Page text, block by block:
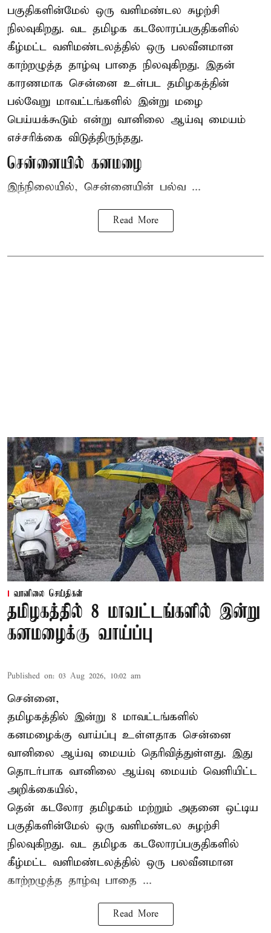
பகுதிகளின்மேல் ஒரு வளிமண்டல சுழற்சி
நிலவுகிறது. வட தமிழக கடலோரப்பகுதிகளில்
கீழ்மட்ட வளிமண்டலத்தில் ஒரு பலவீனமான
காற்றழுத்த தாழ்வு பாதை நிலவுகிறது. இதன்
காரணமாக சென்னை உள்பட தமிழகத்தின்
பல்வேறு மாவட்டங்களில் இன்று மழை
பெய்யக்கூடும் என்று வானிலை ஆய்வு மையம்
எச்சரிக்கை விடுத்திருந்தது.
சென்னையில் கனமழை
இந்நிலையில், சென்னையின் பல்வ ...
Read More
வானிலை செய்திகள்
தமிழகத்தில் 8 மாவட்டங்களில் இன்று
கனமழைக்கு வாய்ப்பு
Published on: 03 Aug 2026, 10:02 am
சென்னை,
தமிழகத்தில் இன்று 8 மாவட்டங்களில்
கனமழைக்கு வாய்ப்பு உள்ளதாக சென்னை
வானிலை ஆய்வு மையம் தெரிவித்துள்ளது. இது
தொடர்பாக வானிலை ஆய்வு மையம் வெளியிட்ட
அறிக்கையில்,
தென் கடலோர தமிழகம் மற்றும் அதனை ஒட்டிய
பகுதிகளின்மேல் ஒரு வளிமண்டல சுழற்சி
நிலவுகிறது. வட தமிழக கடலோரப்பகுதிகளில்
கீழ்மட்ட வளிமண்டலத்தில் ஒரு பலவீனமான
காற்றழுத்த தாழ்வு பாதை ...
Read More